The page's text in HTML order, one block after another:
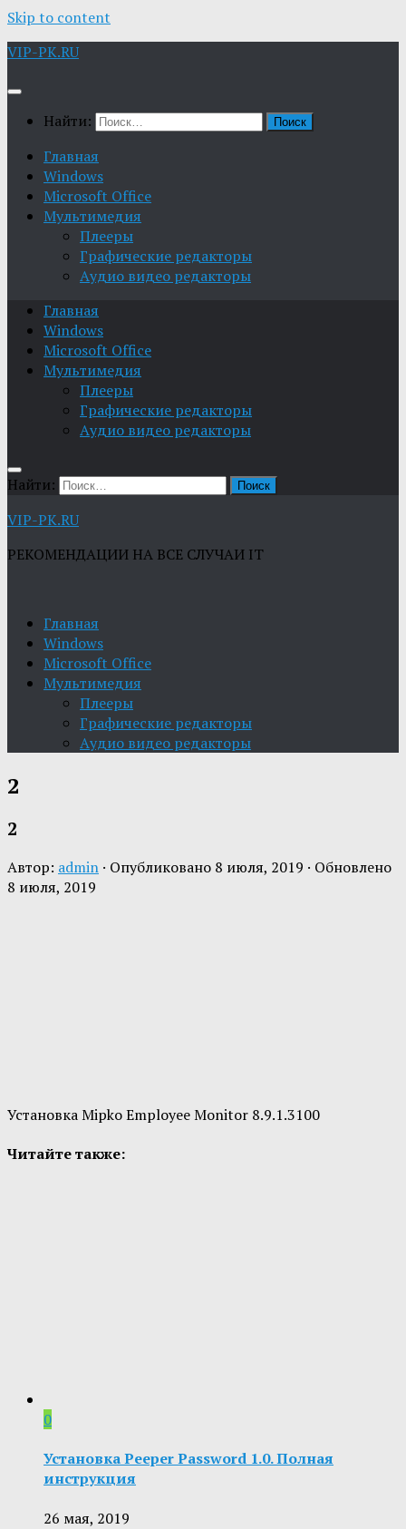
Skip to content
VIP-PK.RU
Найти:
Главная
Windows
Microsoft Office
Мультимедия
Плееры
Графические редакторы
Aудио видео редакторы
Главная
Windows
Microsoft Office
Мультимедия
Плееры
Графические редакторы
Aудио видео редакторы
Найти:
VIP-PK.RU
РЕКОМЕНДАЦИИ НА ВСЕ СЛУЧАИ IT
Главная
Windows
Microsoft Office
Мультимедия
Плееры
Графические редакторы
Aудио видео редакторы
2
2
Автор: admin · Опубликовано 8 июля, 2019 · Обновлено
8 июля, 2019
Установка Mipko Employee Monitor 8.9.1.3100
Читайте также:
0
Установка Peeper Password 1.0. Полная
инструкция
26 мая, 2019